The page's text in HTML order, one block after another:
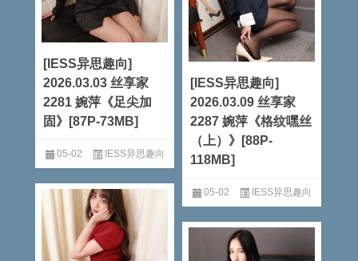
[IESS异思趣向]
2026.03.03 丝享家
2281 婉萍《足尖加
固》[87P-73MB]
05-02 IESS异思趣向
阅读全文
[IESS异思趣向]
2026.03.09 丝享家
2287 婉萍《格纹嘿丝
（上）》[88P-
118MB]
05-02 IESS异思趣向
阅读全文